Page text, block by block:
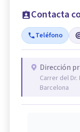
Contacta
Teléfono
Dirección
Carrer del
Barcelona